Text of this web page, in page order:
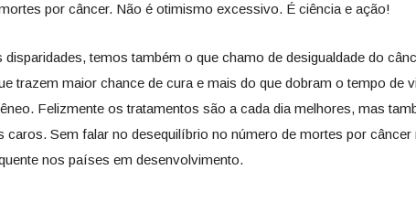
por câncer. Não é otimismo excessivo. É ciência e ação!
temos também o que chamo de desigualdade do
trazem maior chance de cura e mais do que dobram o tempo de
Felizmente os tratamentos são a cada dia melhores, mas
caros. Sem falar no desequilíbrio no número de mortes por câncer
nos países em desenvolvimento.